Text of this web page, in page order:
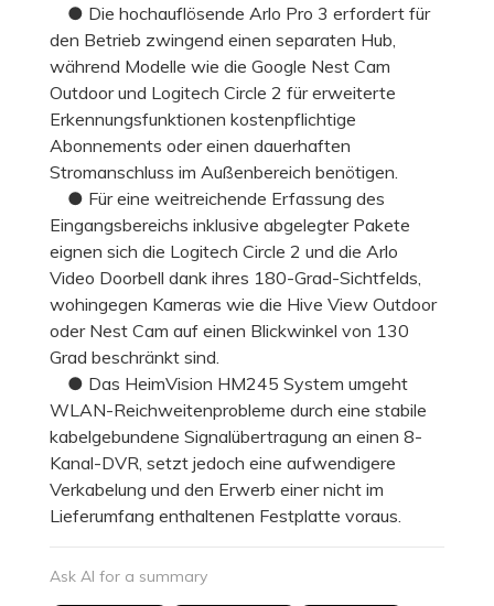
● Die hochauflösende Arlo Pro 3 erfordert für
den Betrieb zwingend einen separaten Hub,
während Modelle wie die Google Nest Cam
Outdoor und Logitech Circle 2 für erweiterte
Erkennungsfunktionen kostenpflichtige
Abonnements oder einen dauerhaften
Stromanschluss im Außenbereich benötigen.
● Für eine weitreichende Erfassung des
Eingangsbereichs inklusive abgelegter Pakete
eignen sich die Logitech Circle 2 und die Arlo
Video Doorbell dank ihres 180-Grad-Sichtfelds,
wohingegen Kameras wie die Hive View Outdoor
oder Nest Cam auf einen Blickwinkel von 130
Grad beschränkt sind.
● Das HeimVision HM245 System umgeht
WLAN-Reichweitenprobleme durch eine stabile
kabelgebundene Signalübertragung an einen 8-
Kanal-DVR, setzt jedoch eine aufwendigere
Verkabelung und den Erwerb einer nicht im
Lieferumfang enthaltenen Festplatte voraus.
Ask AI for a summary